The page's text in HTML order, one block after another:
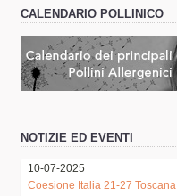
CALENDARIO POLLINICO
NOTIZIE ED EVENTI
10-07-2025
Coesione Italia 21-27 Toscana